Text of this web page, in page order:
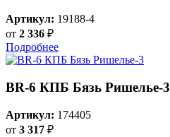
Артикул: 19188-4
от 2 336 ₽
Подробнее
BR-6 КПБ Бязь Ришелье-3
Артикул: 174405
от 3 317 ₽